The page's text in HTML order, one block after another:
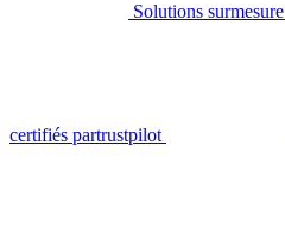
Solutions surmesure
certifiés partrustpilot